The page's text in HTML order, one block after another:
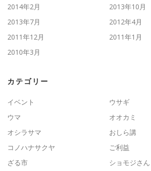
2014年2月
2013年10月
2013年7月
2012年4月
2011年12月
2011年1月
2010年3月
カテゴリー
イベント
ウサギ
ウマ
オオカミ
オシラサマ
おしら講
コノハナサクヤ
ご利益
ざる市
ショモジさん